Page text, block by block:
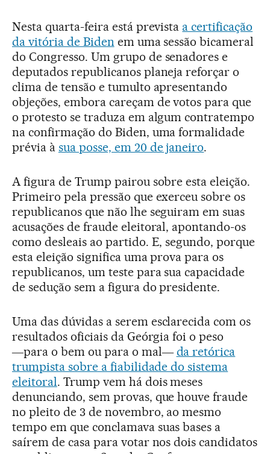
Nesta quarta-feira está prevista a certificação
da vitória de Biden em uma sessão bicameral
do Congresso. Um grupo de senadores e
deputados republicanos planeja reforçar o
clima de tensão e tumulto apresentando
objeções, embora careçam de votos para que
o protesto se traduza em algum contratempo
na confirmação do Biden, uma formalidade
prévia à sua posse, em 20 de janeiro.
A figura de Trump pairou sobre esta eleição.
Primeiro pela pressão que exerceu sobre os
republicanos que não lhe seguiram em suas
acusações de fraude eleitoral, apontando-os
como desleais ao partido. E, segundo, porque
esta eleição significa uma prova para os
republicanos, um teste para sua capacidade
de sedução sem a figura do presidente.
Uma das dúvidas a serem esclarecida com os
resultados oficiais da Geórgia foi o peso
―para o bem ou para o mal―da retórica
trumpista sobre a fiabilidade do sistema
eleitoral. Trump vem há dois meses
denunciando, sem provas, que houve fraude
no pleito de 3 de novembro, ao mesmo
tempo em que conclamava suas bases a
saírem de casa para votar nos dois candidatos